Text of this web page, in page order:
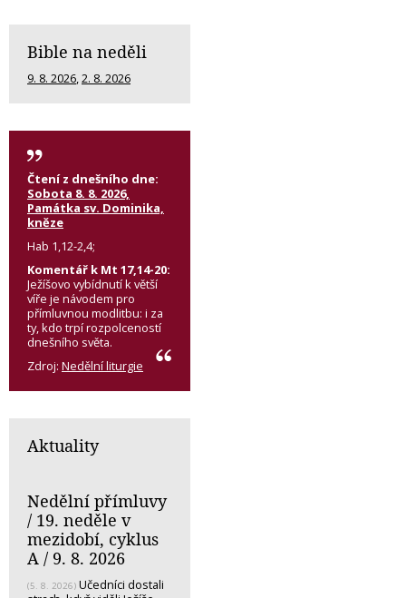
Bible na neděli
9. 8. 2026,2. 8. 2026
Čtení z dnešního dne:
Sobota 8. 8. 2026,
Památka sv. Dominika,
kněze
Hab 1,12-2,4;
Komentář k Mt 17,14-20:
Ježíšovo vybídnutí k větší
víře je návodem pro
přímluvnou modlitbu: i za
ty, kdo trpí rozpolceností
dnešního světa.
Zdroj: Nedělní liturgie
Aktuality
Nedělní přímluvy
/ 19. neděle v
mezidobí, cyklus
A / 9. 8. 2026
(5. 8. 2026) Učedníci dostali